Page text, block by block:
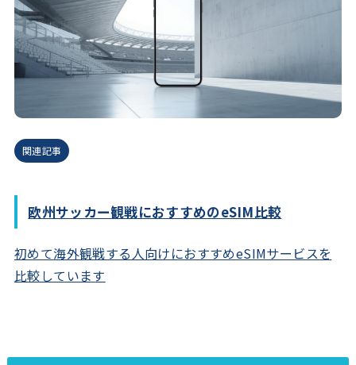
関連記事
欧州サッカー観戦におすすめのeSIM比較
初めて海外観戦する人向けにおすすめeSIMサービスを
比較しています